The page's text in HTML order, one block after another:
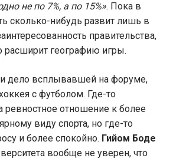
не по 7%, а по 15%». Пока в
сколько-нибудь развит лишь в
правительства,
расширит географию игры.
и дело всплывавшей на форуме,
с футболом. Где-то
ревностное отношение к более
виду спорта, но где-то
и более спокойно. Гийом Боде
вообще не уверен, что